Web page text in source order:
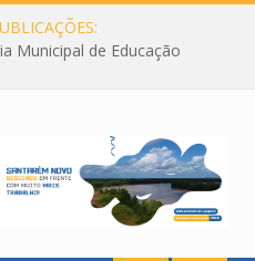
Municipal de Educação